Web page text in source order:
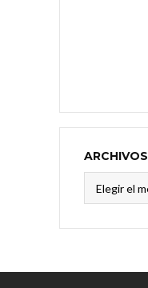
ARCHIVOS